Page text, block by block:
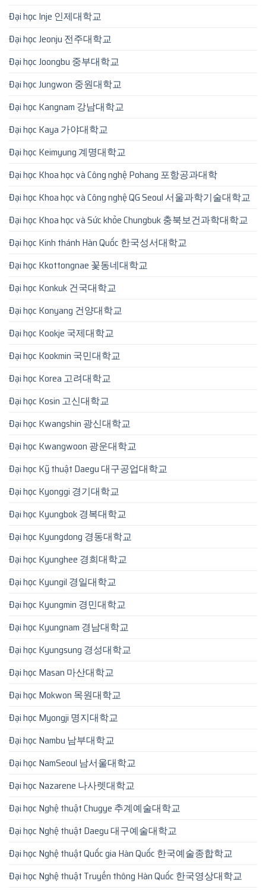
Đại học Inje 인제대학교
Đại học Jeonju 전주대학교
Đại học Joongbu 중부대학교
Đại học Jungwon 중원대학교
Đại học Kangnam 강남대학교
Đại học Kaya 가야대학교
Đại học Keimyung 계명대학교
Đại học Khoa học và Công nghệ Pohang 포항공과대학
Đại học Khoa học và Công nghệ QG Seoul 서울과학기술대학교
Đại học Khoa học và Sức khỏe Chungbuk 충북보건과학대학교
Đại học Kinh thánh Hàn Quốc 한국성서대학교
Đại học Kkottongnae 꽃동네대학교
Đại học Konkuk 건국대학교
Đại học Konyang 건양대학교
Đại học Kookje 국제대학교
Đại học Kookmin 국민대학교
Đại học Korea 고려대학교
Đại học Kosin 고신대학교
Đại học Kwangshin 광신대학교
Đại học Kwangwoon 광운대학교
Đại học Kỹ thuật Daegu 대구공업대학교
Đại học Kyonggi 경기대학교
Đại học Kyungbok 경복대학교
Đại học Kyungdong 경동대학교
Đại học Kyunghee 경희대학교
Đại học Kyungil 경일대학교
Đại học Kyungmin 경민대학교
Đại học Kyungnam 경남대학교
Đại học Kyungsung 경성대학교
Đại học Masan 마산대학교
Đại học Mokwon 목원대학교
Đại học Myongji 명지대학교
Đại học Nambu 남부대학교
Đại học NamSeoul 남서울대학교
Đại học Nazarene 나사렛대학교
Đại học Nghệ thuật Chugye 추계예술대학교
Đại học Nghệ thuật Daegu 대구예술대학교
Đại học Nghệ thuật Quốc gia Hàn Quốc 한국예술종합학교
Đại học Nghệ thuật Truyền thông Hàn Quốc 한국영상대학교